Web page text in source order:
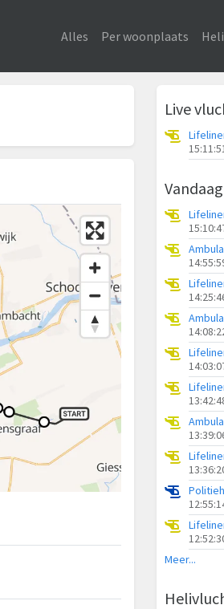
Alles Per woonplaats
Live
Vandaag
Meer...